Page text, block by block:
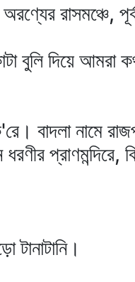
রাসমঞ্চে,
বুলি দিয়ে আমরা
বাদলা নামে
প্রাণমন্দিরে,